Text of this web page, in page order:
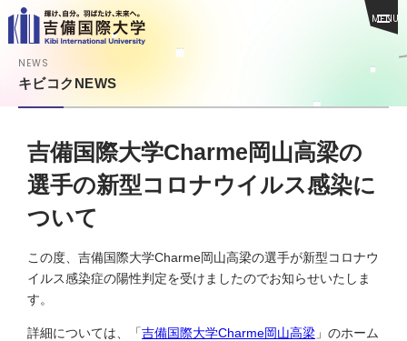
MENU
NEWS
キビコクNEWS
吉備国際大学Charme岡山高梁の
選手の新型コロナウイルス感染に
ついて
この度、吉備国際大学Charme岡山高梁の選手が新型コロナウ
イルス感染症の陽性判定を受けましたのでお知らせいたしま
す。
詳細については、「吉備国際大学Charme岡山高梁 」のホーム